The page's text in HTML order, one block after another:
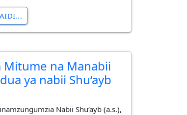
Mitume na Manabii
ya nabii Shu‘ayb
Nabii Shu‘ayb (a.s.),